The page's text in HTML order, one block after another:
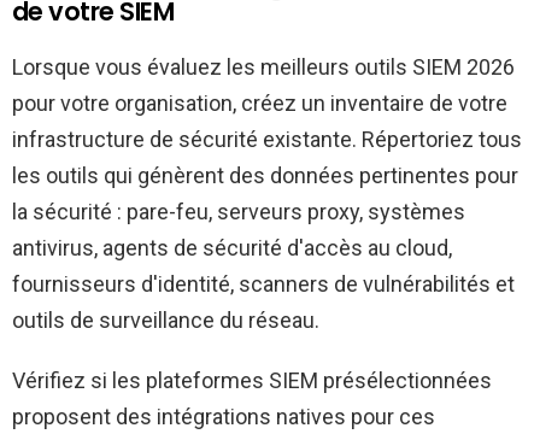
de votre SIEM
Lorsque vous évaluez les meilleurs outils SIEM 2026
pour votre organisation, créez un inventaire de votre
infrastructure de sécurité existante. Répertoriez tous
les outils qui génèrent des données pertinentes pour
la sécurité : pare-feu, serveurs proxy, systèmes
antivirus, agents de sécurité d'accès au cloud,
fournisseurs d'identité, scanners de vulnérabilités et
outils de surveillance du réseau.
Vérifiez si les plateformes SIEM présélectionnées
proposent des intégrations natives pour ces